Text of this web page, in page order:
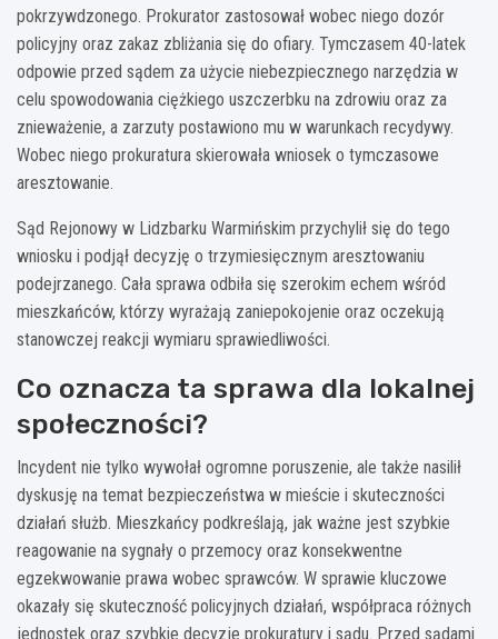
pokrzywdzonego. Prokurator zastosował wobec niego dozór
policyjny oraz zakaz zbliżania się do ofiary. Tymczasem 40-latek
odpowie przed sądem za użycie niebezpiecznego narzędzia w
celu spowodowania ciężkiego uszczerbku na zdrowiu oraz za
znieważenie, a zarzuty postawiono mu w warunkach recydywy.
Wobec niego prokuratura skierowała wniosek o tymczasowe
aresztowanie.
Sąd Rejonowy w Lidzbarku Warmińskim przychylił się do tego
wniosku i podjął decyzję o trzymiesięcznym aresztowaniu
podejrzanego. Cała sprawa odbiła się szerokim echem wśród
mieszkańców, którzy wyrażają zaniepokojenie oraz oczekują
stanowczej reakcji wymiaru sprawiedliwości.
Co oznacza ta sprawa dla lokalnej
społeczności?
Incydent nie tylko wywołał ogromne poruszenie, ale także nasilił
dyskusję na temat bezpieczeństwa w mieście i skuteczności
działań służb. Mieszkańcy podkreślają, jak ważne jest szybkie
reagowanie na sygnały o przemocy oraz konsekwentne
egzekwowanie prawa wobec sprawców. W sprawie kluczowe
okazały się skuteczność policyjnych działań, współpraca różnych
jednostek oraz szybkie decyzje prokuratury i sądu. Przed sądami